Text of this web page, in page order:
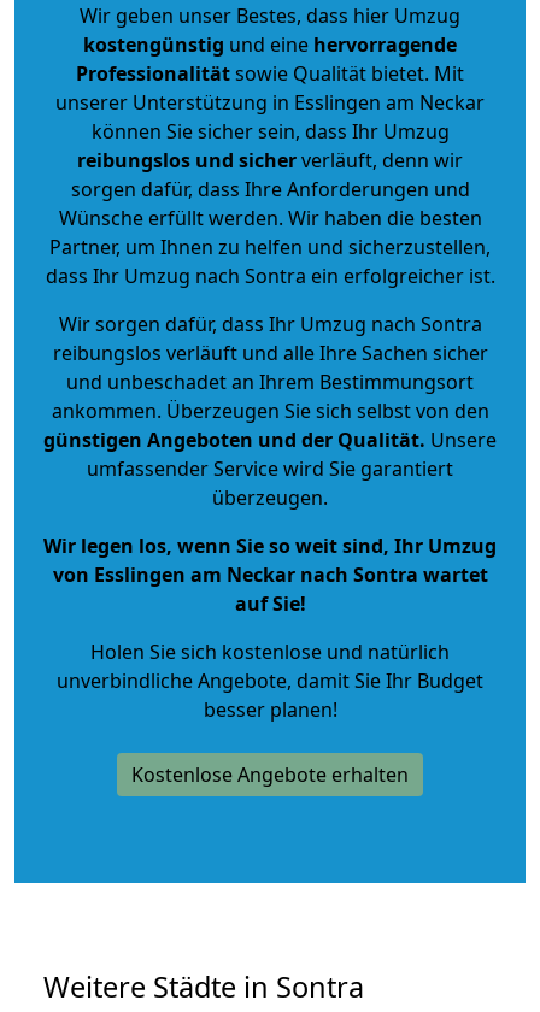
Wir geben unser Bestes, dass hier Umzug
kostengünstig und eine hervorragende
Professionalitätsowie Qualität bietet. Mit
unserer Unterstützung in Esslingen am Neckar
können Sie sicher sein, dass Ihr Umzug
reibungslos und sicherverläuft, denn wir
sorgen dafür, dass Ihre Anforderungen und
Wünsche erfüllt werden. Wir haben die besten
Partner, um Ihnen zu helfen und sicherzustellen,
dass Ihr Umzug nach Sontra ein erfolgreicher ist.
Wir sorgen dafür, dass Ihr Umzug nach Sontra
reibungslos verläuft und alle Ihre Sachen sicher
und unbeschadet an Ihrem Bestimmungsort
ankommen. Überzeugen Sie sich selbst von den
günstigen Angeboten und der Qualität. Unsere
umfassender Service wird Sie garantiert
überzeugen.
Wir legen los, wenn Sie so weit sind, Ihr Umzug
von Esslingen am Neckar nach Sontra wartet
auf Sie!
Holen Sie sich kostenlose und natürlich
unverbindliche Angebote, damit Sie Ihr Budget
besser planen!
Kostenlose Angebote erhalten
Weitere Städte in Sontra